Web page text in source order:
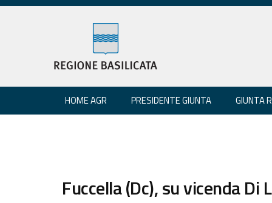
HOME AGR PRESIDENTE GIUNTA GIUNTA
Fuccella (Dc), su vicenda Di